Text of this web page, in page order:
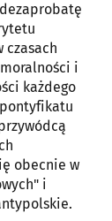
czasach
i
każdego
pontyfikatu
obecnie w
i